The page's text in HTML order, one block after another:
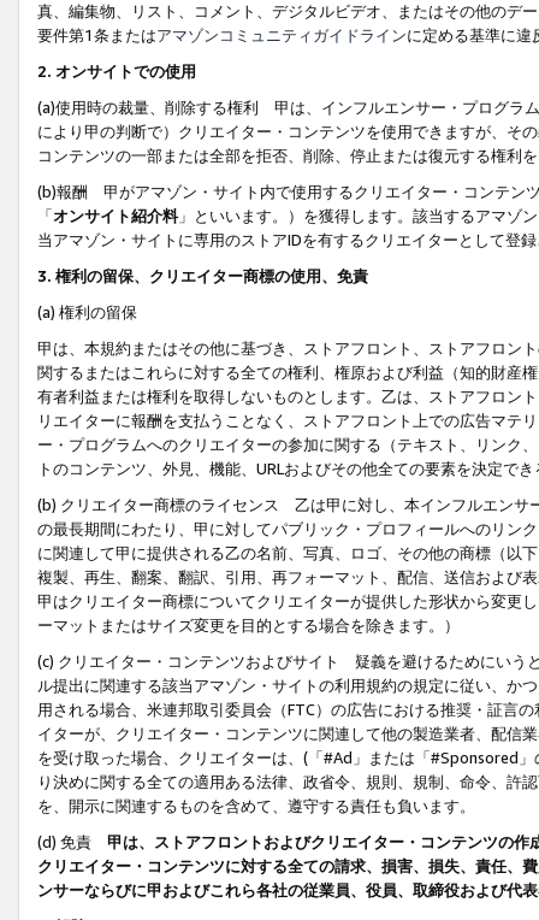
真、編集物、リスト、コメント、デジタルビデオ、またはその他のデ
要件第1条またはアマゾンコミュニティガイドラインに定める基準に違
2. オンサイトでの使用
(a)使用時の裁量、削除する権利 甲は、インフルエンサー・プログラ
により甲の判断で）クリエイター・コンテンツを使用できますが、そ
コンテンツの一部または全部を拒否、削除、停止または復元する権利
(b)報酬 甲がアマゾン・サイト内で使用するクリエイター・コンテン
「オンサイト紹介料」といいます。）を獲得します。該当するアマゾ
当アマゾン・サイトに専用のストアIDを有するクリエイターとして登
3. 権利の留保、クリエイター商標の使用、免責
(a) 権利の留保
甲は、本規約またはその他に基づき、ストアフロント、ストアフロン
関するまたはこれらに対する全ての権利、権原および利益（知的財産
有者利益または権利を取得しないものとします。乙は、ストアフロン
リエイターに報酬を支払うことなく、ストアフロント上での広告マテ
ー・プログラムへのクリエイターの参加に関する（テキスト、リンク
トのコンテンツ、外見、機能、URLおよびその他全ての要素を決定で
(b) クリエイター商標のライセンス 乙は甲に対し、本インフルエンサ
の最長期間にわたり、甲に対してパブリック・プロフィールへのリン
に関連して甲に提供される乙の名前、写真、ロゴ、その他の商標（以
複製、再生、翻案、翻訳、引用、再フォーマット、配信、送信および
甲はクリエイター商標についてクリエイターが提供した形状から変更
ーマットまたはサイズ変更を目的とする場合を除きます。）
(c) クリエイター・コンテンツおよびサイト 疑義を避けるためにいう
ル提出に関連する該当アマゾン・サイトの利用規約の規定に従い、か
用される場合、米連邦取引委員会（FTC）の広告における推奨・証言
イターが、クリエイター・コンテンツに関連して他の製造業者、配信
を受け取った場合、クリエイターは、(「#Ad」または「#Sponsored
り決めに関する全ての適用ある法律、政省令、規則、規制、命令、許
を、開示に関連するものを含めて、遵守する責任も負います。
(d) 免責 甲は、ストアフロントおよびクリエイター・コンテンツの
クリエイター・コンテンツに対する全ての請求、損害、損失、責任、
ンサーならびに甲およびこれら各社の従業員、役員、取締役および代